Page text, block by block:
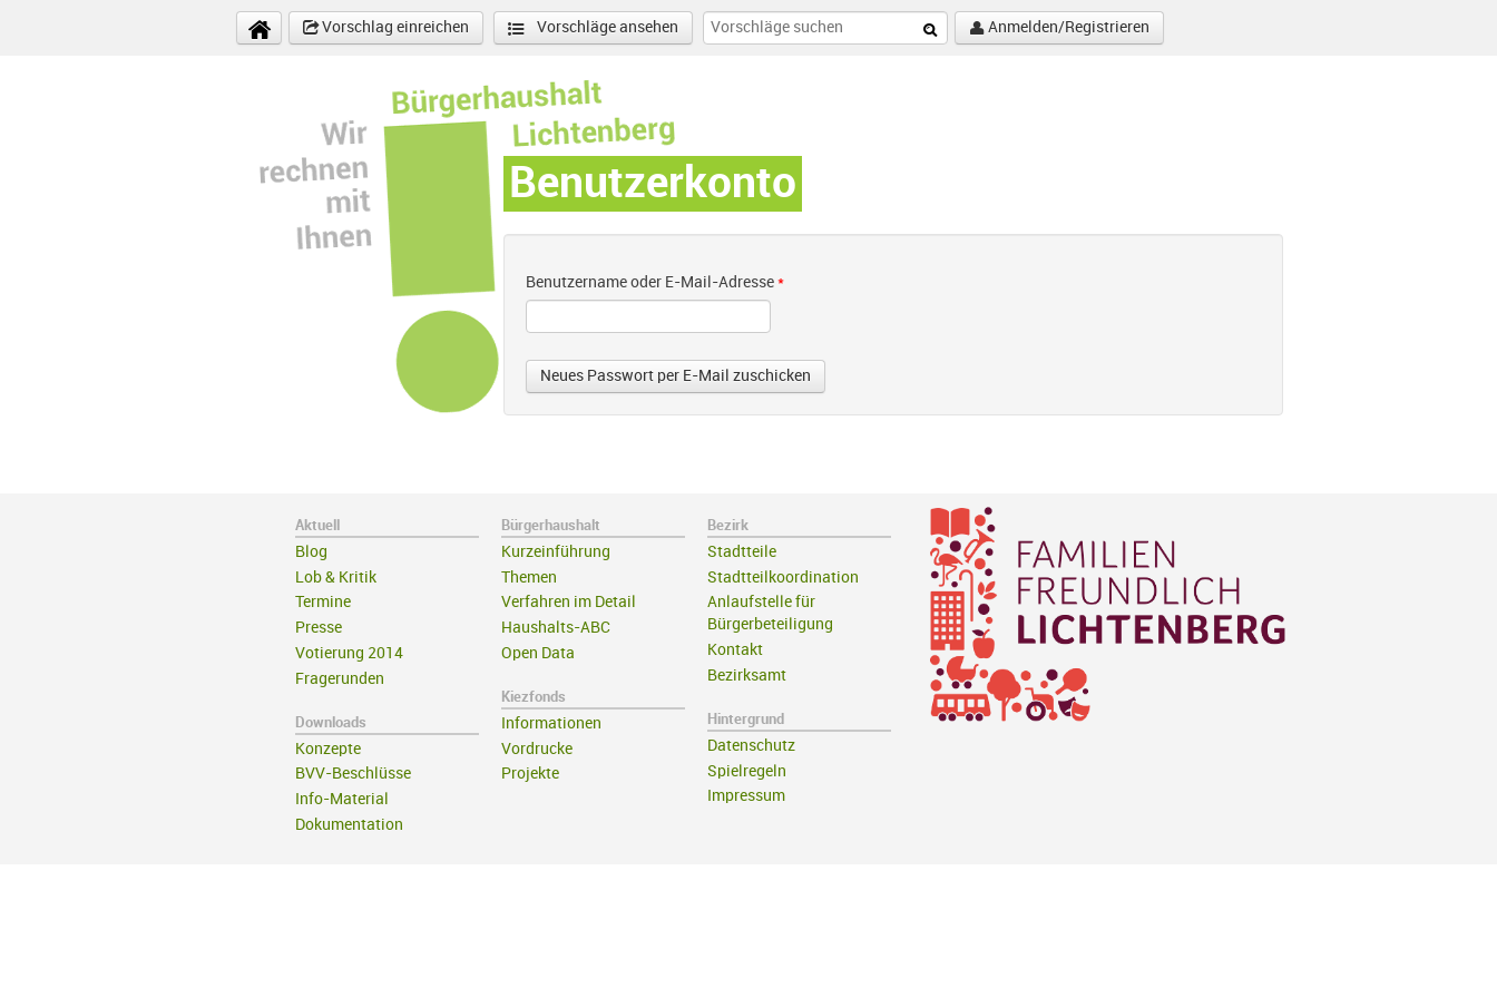
Vorschlag einreichen
Vorschläge ansehen Anmelden/Registrieren
Benutzerkonto
Benutzername oder E-Mail-Adresse *
Aktuell
Blog
Lob & Kritik
Termine
Presse
Votierung 2014
Fragerunden
Downloads
Konzepte
BVV-Beschlüsse
Info-Material
Dokumentation
Bürgerhaushalt
Kurzeinführung
Themen
Verfahren im Detail
Haushalts-ABC
Open Data
Kiezfonds
Informationen
Vordrucke
Projekte
Bezirk
Stadtteile
Stadtteilkoordination
Anlaufstelle für
Bürgerbeteiligung
Kontakt
Bezirksamt
Hintergrund
Datenschutz
Spielregeln
Impressum